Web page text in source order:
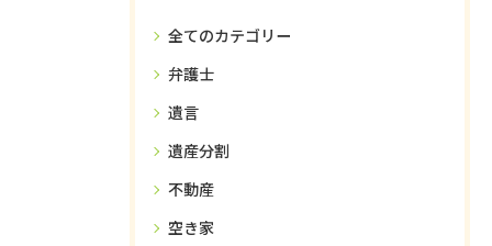
全てのカテゴリー
弁護士
遺言
遺産分割
不動産
空き家